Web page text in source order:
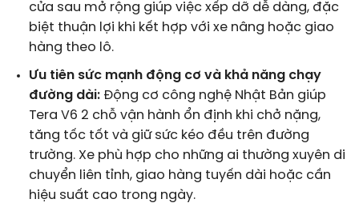
cửa sau mở rộng giúp việc xếp dỡ dễ dàng, đặc
biệt thuận lợi khi kết hợp với xe nâng hoặc giao
hàng theo lô.
Ưu tiên sức mạnh động cơ và khả năng chạy
đường dài:Động cơ công nghệ Nhật Bản giúp
Tera V6 2 chỗ vận hành ổn định khi chở nặng,
tăng tốc tốt và giữ sức kéo đều trên đường
trường. Xe phù hợp cho những ai thường xuyên di
chuyển liên tỉnh, giao hàng tuyến dài hoặc cần
hiệu suất cao trong ngày.